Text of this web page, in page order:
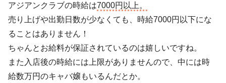
アジアンクラブの時給は7000円以上。
売り上げや出勤日数が少なくても、時給7000円以下にな
ることはありません！
ちゃんとお給料が保証されているのは嬉しいですね。
また入店後の時給には上限がありませんので、中には時
給数万円のキャバ嬢もいるんだとか。